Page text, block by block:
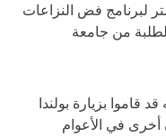
لبرنامج فض النزاعات
من جامعة
قاموا بزيارة بولندا
أخرى في الأعوام